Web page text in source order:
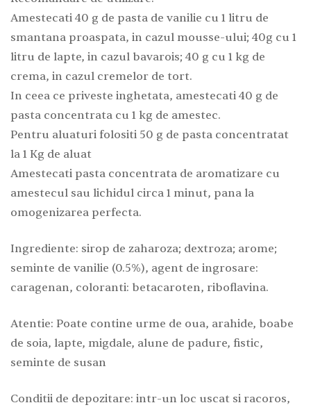
Amestecati 40 g de pasta de vanilie cu 1 litru de
smantana proaspata, in cazul mousse-ului; 40g cu 1
litru de lapte, in cazul bavarois; 40 g cu 1 kg de
crema, in cazul cremelor de tort.
In ceea ce priveste inghetata, amestecati 40 g de
pasta concentrata cu 1 kg de amestec.
Pentru aluaturi folositi 50 g de pasta concentratat
la 1 Kg de aluat
Amestecati pasta concentrata de aromatizare cu
amestecul sau lichidul circa 1 minut, pana la
omogenizarea perfecta.
Ingrediente: sirop de zaharoza; dextroza; arome;
seminte de vanilie (0.5%), agent de ingrosare:
caragenan, coloranti: betacaroten, riboflavina.
Atentie: Poate contine urme de oua, arahide, boabe
de soia, lapte, migdale, alune de padure, fistic,
seminte de susan
Conditii de depozitare: intr-un loc uscat si racoros,